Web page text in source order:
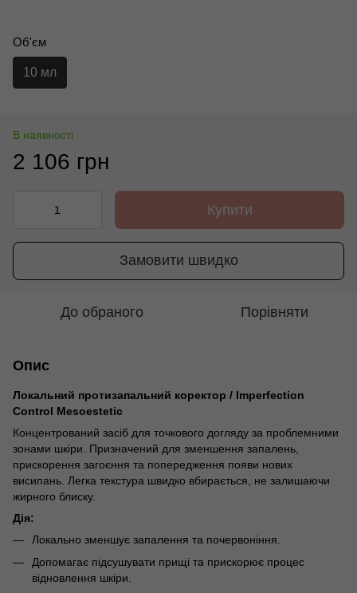
Об'єм
10 мл
В наявності
2 106 грн
Купити
Замовити швидко
До обраного Порівняти
Опис
Локальний протизапальний коректор / Imperfection
Control Mesoestetic
Концентрований засіб для точкового догляду за проблемними
зонами шкіри. Призначений для зменшення запалень,
прискорення загоєння та попередження появи нових
висипань. Легка текстура швидко вбирається, не залишаючи
жирного блиску.
Дія:
Локально зменшує запалення та почервоніння.
Допомагає підсушувати прищі та прискорює процес
відновлення шкіри.